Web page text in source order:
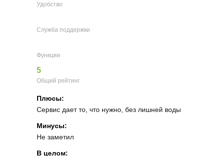
Удобство
Служба поддержки
Функции
5
Общий рейтинг
Плюсы:
Сервис дает то, что нужно, без лишней воды
Минусы:
Не заметил
В целом: